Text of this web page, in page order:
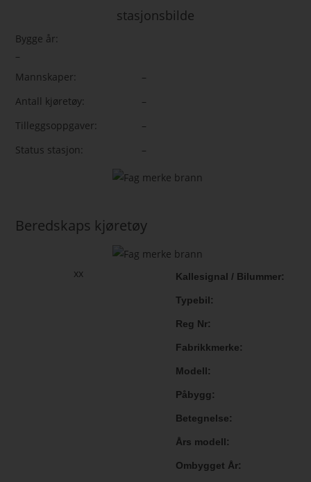
stasjonsbilde
Bygge år:
–
Mannskaper:
–
Antall kjøretøy:
–
Tilleggsoppgaver:
–
Status stasjon:
–
Beredskaps kjøretøy
xx Kallesignal / Bilummer
Typebil
Reg Nr
Fabrikkmerke
Modell
Påbygg
Betegnelse
Års modell
Ombygget År